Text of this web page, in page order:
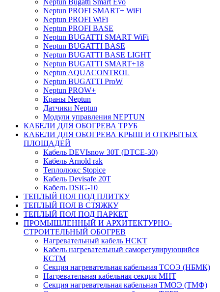
Neptun Bugatti Smart Evo
Neptun PROFI SMART+ WiFi
Neptun PROFI WiFi
Neptun PROFI BASE
Neptun BUGATTI SMART WiFi
Neptun BUGATTI BASE
Neptun BUGATTI BASE LIGHT
Neptun BUGATTI SMART+18
Neptun AQUACONTROL
Neptun BUGATTI ProW
Neptun PROW+
Краны Neptun
Датчики Neptun
Модули управления NEPTUN
КАБЕЛИ ДЛЯ ОБОГРЕВА ТРУБ
КАБЕЛИ ДЛЯ ОБОГРЕВА КРЫШ И ОТКРЫТЫХ
ПЛОЩАДЕЙ
Кабель DEVIsnow 30Т (DTCE-30)
Кабель Arnold rak
Теплолюкс Stopice
Кабель Devisafe 20T
Кабель DSIG-10
ТЕПЛЫЙ ПОЛ ПОД ПЛИТКУ
ТЕПЛЫЙ ПОЛ В СТЯЖКУ
ТЕПЛЫЙ ПОЛ ПОД ПАРКЕТ
ПРОМЫШЛЕННЫЙ И АРХИТЕКТУРНО-
СТРОИТЕЛЬНЫЙ ОБОГРЕВ
Нагревательный кабель НCKТ
Кабель нагревательный саморегулирующийся
КСТМ
Секция нагревательная кабельная ТСОЭ (НБМК)
Нагревательная кабельная секция МНТ
Секция нагревательная кабельная ТМОЭ (ТМФ)